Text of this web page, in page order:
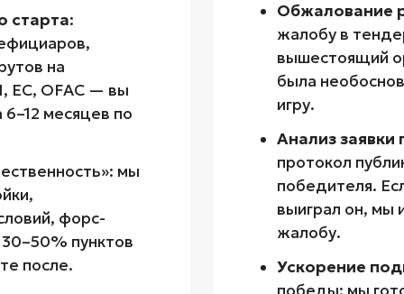
старта:
на
ЕС, OFAC — вы
месяцев по
мы
форс-
пунктов
после.
Обжалование
жалобу в
вышестоящий
была
игру.
Анализ заявки
протокол
победителя.
выиграл он, мы
жалобу.
Ускорение